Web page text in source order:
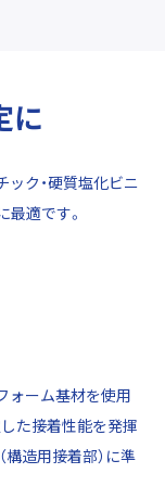
に
ック・硬質塩化ビニ
最適です。
ォーム基材を使用
た接着性能を発揮
構造用接着部）に準